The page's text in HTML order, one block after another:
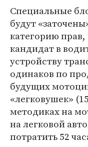
Специальные
будут
категорию
кандидат в
устройству
одинаков по
будущих
«легковушек»
методиках на
на легковой
потратить 52